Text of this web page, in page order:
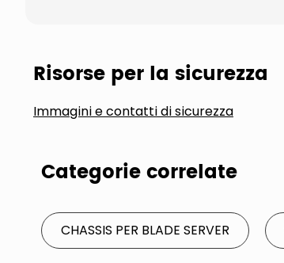
Risorse per la sicurezza
Immagini e contatti di sicurezza
Categorie correlate
CHASSIS PER BLADE SERVER